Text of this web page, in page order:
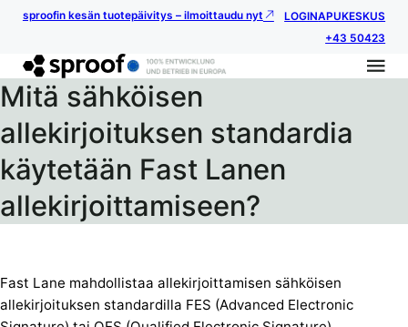
sproofin kesän tuotepäivitys – ilmoittaudu nyt LOGINAPUKESKUS
+43 50423
Mitä sähköisen
allekirjoituksen standardia
käytetään Fast Lanen
allekirjoittamiseen?
Fast Lane mahdollistaa allekirjoittamisen sähköisen
allekirjoituksen standardilla FES (Advanced Electronic